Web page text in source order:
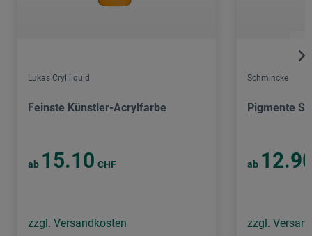
Lukas Cryl liquid
Feinste Künstler-Acrylfarbe
ab 15.10 CHF
zzgl. Versandkosten
Schmincke
Pigmente
ab
zzgl.